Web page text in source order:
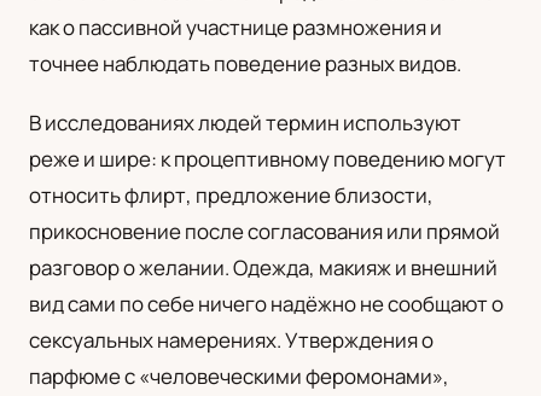
как о пассивной участнице размножения и
точнее наблюдать поведение разных видов.
В исследованиях людей термин используют
реже и шире: к процептивному поведению могут
относить флирт, предложение близости,
прикосновение после согласования или прямой
разговор о желании. Одежда, макияж и внешний
вид сами по себе ничего надёжно не сообщают о
сексуальных намерениях. Утверждения о
парфюме с «человеческими феромонами»,